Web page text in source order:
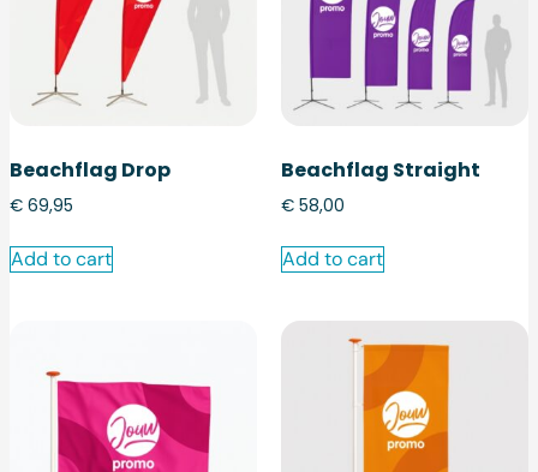
Beachflag Drop
€ 69,95
Add to cart
Beachflag Straight
€ 58,00
Add to cart